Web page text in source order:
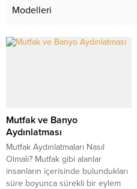
Modelleri
Mutfak ve Banyo
Aydınlatması
Mutfak Aydınlatmaları Nasıl
Olmalı? Mutfak gibi alanlar
insanların içerisinde bulundukları
süre boyunca sürekli bir eylem